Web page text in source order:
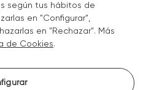
según tus hábitos de
en "Configurar",
en "Rechazar". Más
de Cookies.